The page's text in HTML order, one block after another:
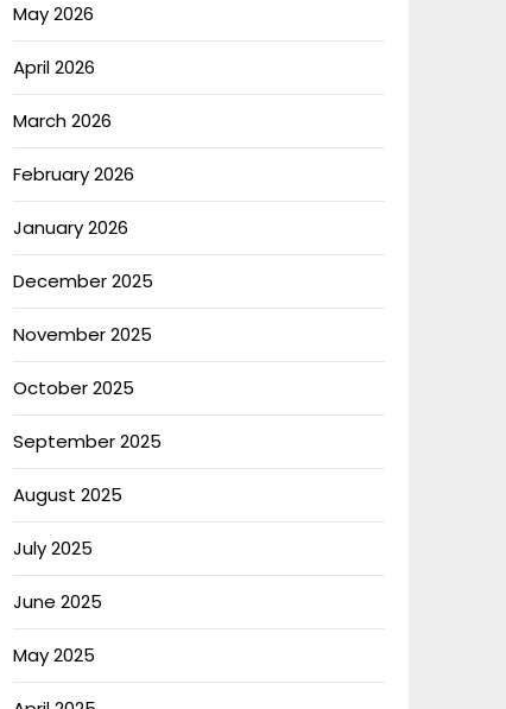
May 2026
April 2026
March 2026
February 2026
January 2026
December 2025
November 2025
October 2025
September 2025
August 2025
July 2025
June 2025
May 2025